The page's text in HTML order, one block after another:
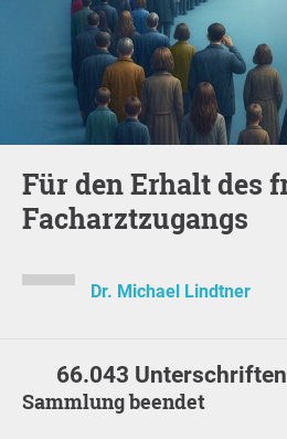
Für den Erhalt des freien
Facharztzugangs
Dr. Michael Lindtner
66.043 Unterschriften
Sammlung beendet